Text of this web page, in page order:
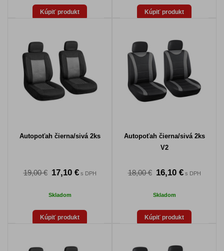
Kúpiť produkt Kúpiť produkt
Autopoťah čierna/sivá 2ks
19,00 € 17,10 €s DPH
Skladom
Kúpiť produkt
Autopoťah čierna/sivá 2ks
V2
18,00 € 16,10 €s DPH
Skladom
Kúpiť produkt